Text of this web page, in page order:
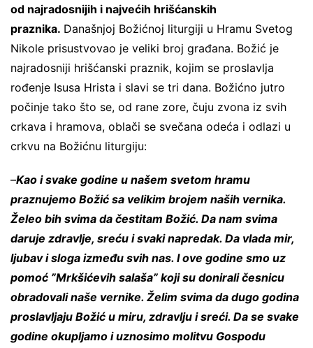
od najradosnijih i najvećih hrišćanskih
praznika. Današnjoj Božićnoj liturgiji u Hramu Svetog
Nikole prisustvovao je veliki broj građana. Božić je
najradosniji hrišćanski praznik, kojim se proslavlja
rođenje Isusa Hrista i slavi se tri dana. Božićno jutro
počinje tako što se, od rane zore, čuju zvona iz svih
crkava i hramova, oblači se svečana odeća i odlazi u
crkvu na Božićnu liturgiju:
–Kao i svake godine u našem svetom hramu
praznujemo Božić sa velikim brojem naših vernika.
Želeo bih svima da čestitam Božić. Da nam svima
daruje zdravlje, sreću i svaki napredak. Da vlada mir,
ljubav i sloga između svih nas. I ove godine smo uz
pomoć ”Mrkšićevih salaša” koji su donirali česnicu
obradovali naše vernike. Želim svima da dugo godina
proslavljaju Božić u miru, zdravlju i sreći. Da se svake
godine okupljamo i uznosimo molitvu Gospodu